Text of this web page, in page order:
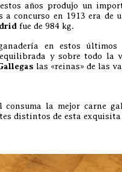
años produjo un
a concurso en 1913 era de
fue de 984 kg.
en estos últimos
y sobre todo la
las «reinas» de las
la mejor carne
distintos de esta